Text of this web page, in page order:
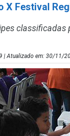
X Festival
classificadas
| Atualizado em: 30/11/